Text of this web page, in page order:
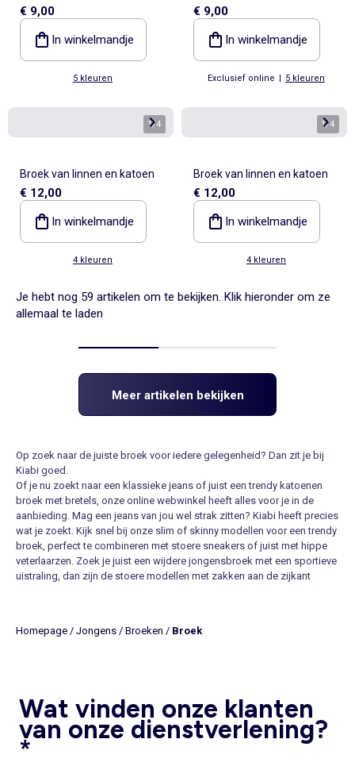
€ 9,00
In winkelmandje
5 kleuren
€ 9,00
In winkelmandje
Exclusief online | 5 kleuren
1/4
Broek van linnen en katoen
€ 12,00
In winkelmandje
4 kleuren
1/4
Broek van linnen en katoen
€ 12,00
In winkelmandje
4 kleuren
Je hebt nog 59 artikelen om te bekijken. Klik hieronder om ze
allemaal te laden
Meer artikelen bekijken
Op zoek naar de juiste broek voor iedere gelegenheid? Dan zit je bij
Kiabi goed.
Of je nu zoekt naar een klassieke jeans of juist een trendy katoenen
broek met bretels , onze online webwinkel heeft alles voor je in de
aanbieding. Mag een jeans van jou wel strak zitten? Kiabi heeft precies
wat je zoekt. Kijk snel bij onze slim of skinny modellen voor een trendy
broek, perfect te combineren met stoere sneakers of juist met hippe
veterlaarzen . Zoek je juist een wijdere jongensbroek met een sportieve
uistraling, dan zijn de stoere modellen met zakken aan de zijkant
zakken, verkrijgbaar in verschillende kleuren. Draag hem in de winter
Homepage / Jongens / Broeken / Broek
Wat vinden onze klanten
van onze dienstverlening?
*